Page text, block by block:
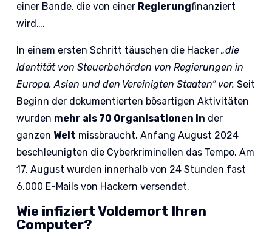
einer Bande, die von einer Regierungfinanziert
wird….
In einem ersten Schritt täuschen die Hacker„die
Identität von Steuerbehörden von Regierungen in
Europa, Asien und den Vereinigten Staaten“ vor. Seit
Beginn der dokumentierten bösartigen Aktivitäten
wurden mehr als 70 Organisationen in der
ganzen Welt missbraucht. Anfang August 2024
beschleunigten die Cyberkriminellen das Tempo. Am
17. August wurden innerhalb von 24 Stunden fast
6.000 E-Mails von Hackern versendet.
Wie infiziert Voldemort Ihren
Computer?